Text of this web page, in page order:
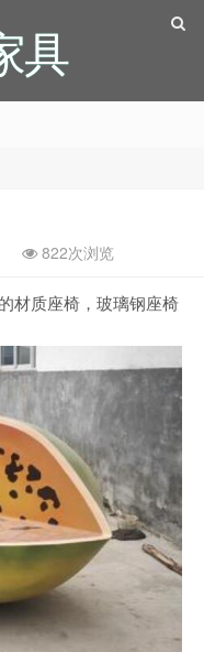
具
822次浏览
材质座椅，玻璃钢座椅